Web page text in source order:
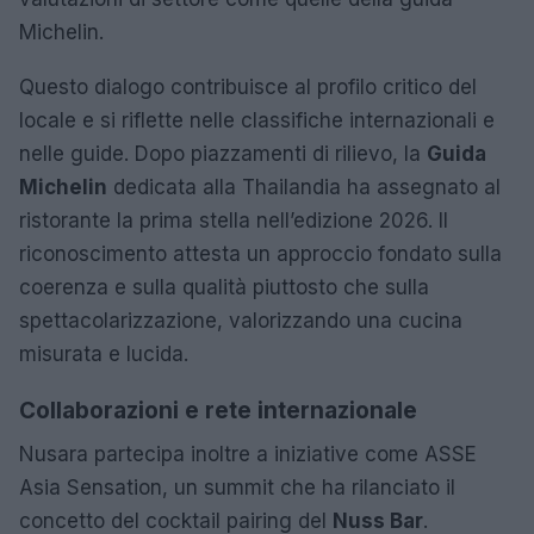
Michelin.
Questo dialogo contribuisce al profilo critico del
locale e si riflette nelle classifiche internazionali e
nelle guide. Dopo piazzamenti di rilievo, la Guida
Michelin dedicata alla Thailandia ha assegnato al
ristorante la prima stella nell’edizione 2026. Il
riconoscimento attesta un approccio fondato sulla
coerenza e sulla qualità piuttosto che sulla
spettacolarizzazione, valorizzando una cucina
misurata e lucida.
Collaborazioni e rete internazionale
Nusara partecipa inoltre a iniziative come ASSE
Asia Sensation, un summit che ha rilanciato il
concetto del cocktail pairing del Nuss Bar.